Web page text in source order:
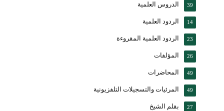
الدروس العلمية 39
الردود العلمية 14
الردود العلمية المقروءة 23
المؤلفات 26
المحاضرات 49
المرئيات والتسجيلات التلفزيونية 49
بقلم الشيخ 27